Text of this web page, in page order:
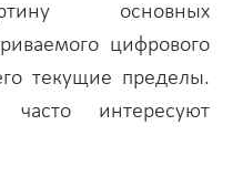
основных
цифрового
текущие пределы.
интересуют